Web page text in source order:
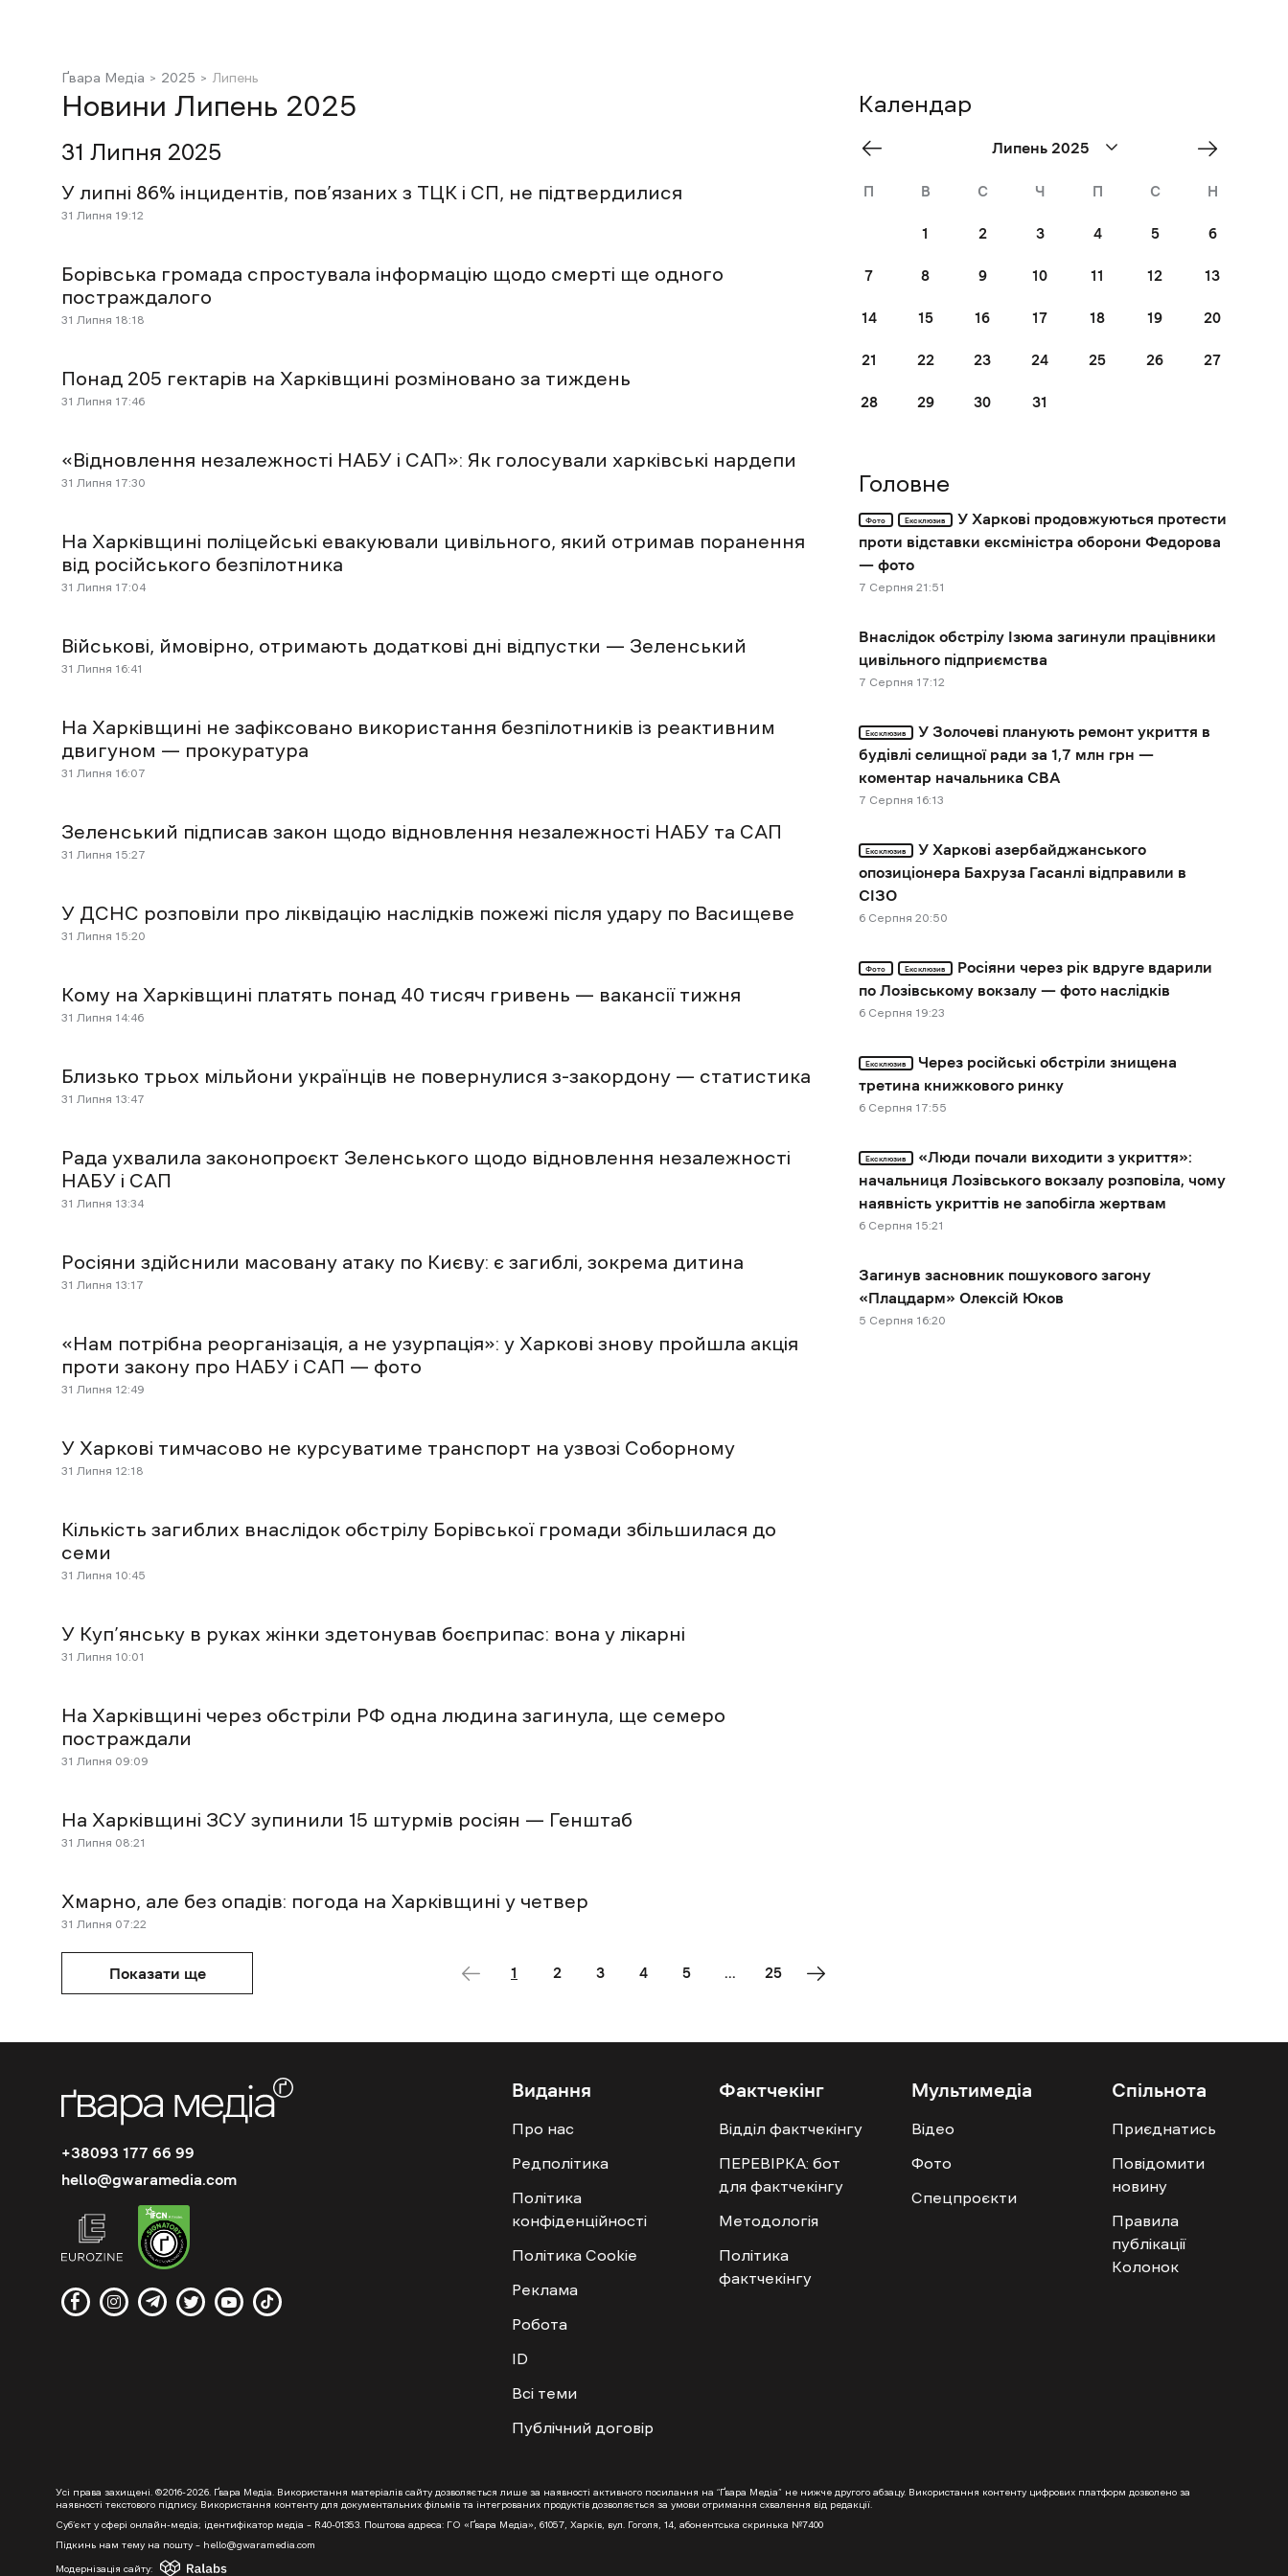
Ґвара Медіа 2025 Липень
Новини Липень 2025
31 Липня 2025
У липні 86% інцидентів, пов’язаних з ТЦК і СП, не підтвердилися
31 Липня 19:12
Борівська громада спростувала інформацію щодо смерті ще одного
постраждалого
31 Липня 18:18
Понад 205 гектарів на Харківщині розміновано за тиждень
31 Липня 17:46
«Відновлення незалежності НАБУ і САП»: Як голосували харківські нардепи
31 Липня 17:30
На Харківщині поліцейські евакуювали цивільного, який отримав поранення
від російського безпілотника
31 Липня 17:04
Військові, ймовірно, отримають додаткові дні відпустки — Зеленський
31 Липня 16:41
На Харківщині не зафіксовано використання безпілотників із реактивним
двигуном — прокуратура
31 Липня 16:07
Зеленський підписав закон щодо відновлення незалежності НАБУ та САП
31 Липня 15:27
У ДСНС розповіли про ліквідацію наслідків пожежі після удару по Васищеве
31 Липня 15:20
Кому на Харківщині платять понад 40 тисяч гривень — вакансії тижня
31 Липня 14:46
Близько трьох мільйони українців не повернулися з-закордону — статистика
31 Липня 13:47
Рада ухвалила законопроєкт Зеленського щодо відновлення незалежності
НАБУ і САП
31 Липня 13:34
Росіяни здійснили масовану атаку по Києву: є загиблі, зокрема дитина
31 Липня 13:17
«Нам потрібна реорганізація, а не узурпація»: у Харкові знову пройшла акція
проти закону про НАБУ і САП — фото
31 Липня 12:49
У Харкові тимчасово не курсуватиме транспорт на узвозі Соборному
31 Липня 12:18
Кількість загиблих внаслідок обстрілу Борівської громади збільшилася до
семи
31 Липня 10:45
У Куп’янську в руках жінки здетонував боєприпас: вона у лікарні
31 Липня 10:01
На Харківщині через обстріли РФ одна людина загинула, ще семеро
постраждали
31 Липня 09:09
На Харківщині ЗСУ зупинили 15 штурмів росіян — Генштаб
31 Липня 08:21
Хмарно, але без опадів: погода на Харківщині у четвер
31 Липня 07:22
Календар
Липень 2025
П В С Ч П С Н
1 2 3 4 5 6
7 8 9 10 11 12 13
14 15 16 17 18 19 20
21 22 23 24 25 26 27
28 29 30 31
«
Jun
Aug
»
Головне
Фото Ексклюзив
У Харкові продовжуються протести
проти відставки ексміністра оборони Федорова
— фото
7 Cерпня 21:51
Внаслідок обстрілу Ізюма загинули працівники
цивільного підприємства
7 Cерпня 17:12
Ексклюзив
У Золочеві планують ремонт укриття в
будівлі селищної ради за 1,7 млн грн —
коментар начальника СВА
7 Cерпня 16:13
Ексклюзив
У Харкові азербайджанського
опозиціонера Бахруза Гасанлі відправили в
СІЗО
6 Cерпня 20:50
Фото Ексклюзив
Росіяни через рік вдруге вдарили
по Лозівському вокзалу — фото наслідків
6 Cерпня 19:23
Ексклюзив
Через російські обстріли знищена
третина книжкового ринку
6 Cерпня 17:55
Ексклюзив
«Люди почали виходити з укриття»:
начальниця Лозівського вокзалу розповіла, чому
наявність укриттів не запобігла жертвам
6 Cерпня 15:21
Загинув засновник пошукового загону
«Плацдарм» Олексій Юков
5 Cерпня 16:20
Показати ще 1 2 3 4 5 ... 25
+38093 177 66 99
hello@gwaramedia.com
Видання
Про нас
Редполітика
Політика
конфіденційності
Політика Cookie
Реклама
Робота
ID
Всі теми
Публічний договір
Фактчекінг
Відділ фактчекінгу
ПЕРЕВІРКА: бот
для фактчекінгу
Методологія
Політика
фактчекінгу
Мультимедіа
Відео
Фото
Спецпроєкти
Спільнота
Приєднатись
Повідомити
новину
Правила
публікації
Колонок
Усі права захищені. ©2016-2026. Ґвара Медіа. Використання матеріалів сайту дозволяється лише за наявності активного посилання на “Ґвара Медіа” не нижче другого абзацу. Використання контенту цифрових платформ дозволено за
наявності текстового підпису. Використання контенту для документальних фільмів та інтегрованих продуктів дозволяється за умови отримання схвалення від редакції.
Суб’єкт у сфері онлайн-медіа; ідентифікатор медіа – R40-01353. Поштова адреса: ГО «Ґвара Медіа», 61057, Харків, вул. Гоголя, 14, абонентська скринька №7400
Підкинь нам тему на пошту – hello@gwaramedia.com
Модернізація сайту: